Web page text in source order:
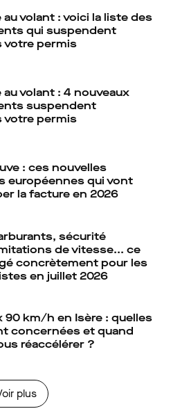
volant : voici la liste des
qui suspendent
votre permis
volant : 4 nouveaux
suspendent
votre permis
: ces nouvelles
européennes qui vont
la facture en 2026
sécurité
de vitesse... ce
concrètement pour les
en juillet 2026
90 km/h en Isère : quelles
concernées et quand
réaccélérer ?
plus